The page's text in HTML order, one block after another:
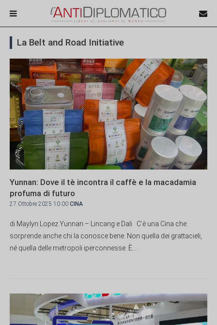
La Belt and Road Initiative
Yunnan: Dove il tè incontra il caffè e la macadamia
profuma di futuro
27 Ottobre 2025 10:00 CINA
di Maylyn Lopez Yunnan – Lincang e Dali C’è una Cina che
sorprende anche chi la conosce bene. Non quella dei grattacieli,
né quella delle metropoli iperconnesse. È...